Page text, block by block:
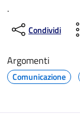
.
Condividi
Argomenti
Comunicazione